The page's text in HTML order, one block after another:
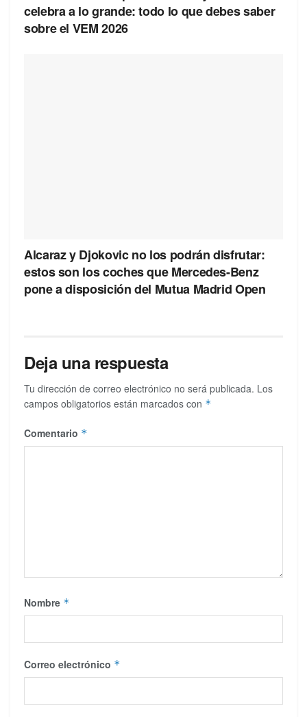
celebra a lo grande: todo lo que debes saber
sobre el VEM 2026
Alcaraz y Djokovic no los podrán disfrutar:
estos son los coches que Mercedes-Benz
pone a disposición del Mutua Madrid Open
Deja una respuesta
Tu dirección de correo electrónico no será publicada. Los
campos obligatorios están marcados con *
Comentario *
Nombre *
Correo electrónico *